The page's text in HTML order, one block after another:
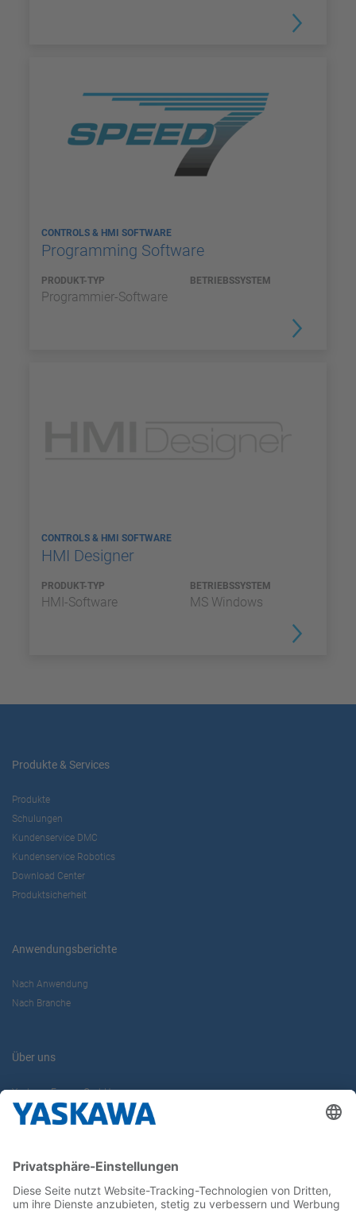
CONTROLS & HMI SOFTWARE
Programming Software
PRODUKT-TYP
Programmier-Software
BETRIEBSSYSTEM
CONTROLS & HMI SOFTWARE
HMI Designer
PRODUKT-TYP
HMI-Software
BETRIEBSSYSTEM
MS Windows
Produkte & Services
Produkte
Schulungen
Kundenservice DMC
Kundenservice Robotics
Download Center
Produktsicherheit
Anwendungsberichte
Nach Anwendung
Nach Branche
Über uns
Yaskawa Europe GmbH
Karriere
Newsletter